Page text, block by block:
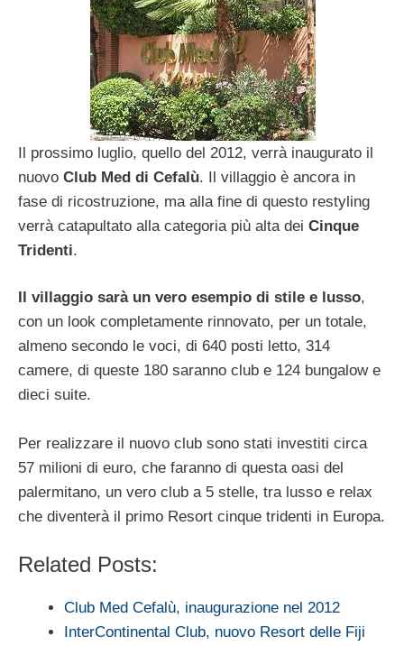
Il prossimo luglio, quello del 2012, verrà inaugurato il
nuovo Club Med di Cefalù. Il villaggio è ancora in
fase di ricostruzione, ma alla fine di questo restyling
verrà catapultato alla categoria più alta dei Cinque
Tridenti.
Il villaggio sarà un vero esempio di stile e lusso,
con un look completamente rinnovato, per un totale,
almeno secondo le voci, di 640 posti letto, 314
camere, di queste 180 saranno club e 124 bungalow e
dieci suite.
Per realizzare il nuovo club sono stati investiti circa
57 milioni di euro, che faranno di questa oasi del
palermitano, un vero club a 5 stelle, tra lusso e relax
che diventerà il primo Resort cinque tridenti in Europa.
Related Posts:
Club Med Cefalù, inaugurazione nel 2012
InterContinental Club, nuovo Resort delle Fiji